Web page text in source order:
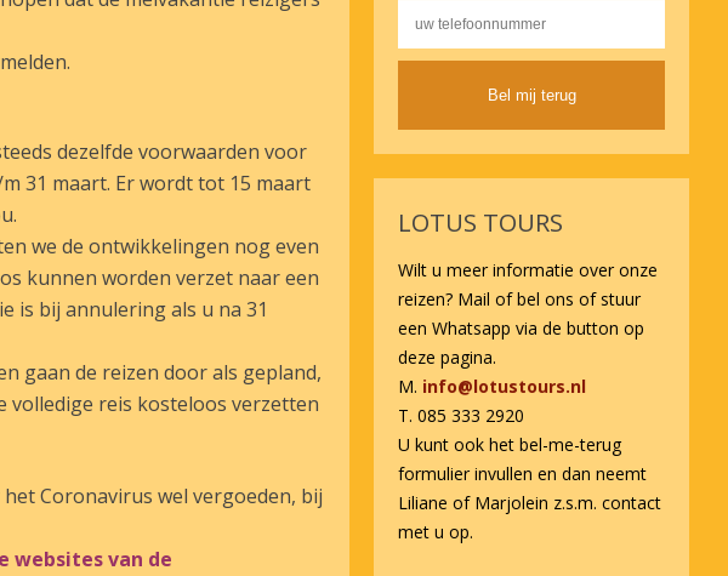
dezelfde voorwaarden voor
31 maart. Er wordt tot 15 maart
we de ontwikkelingen nog even
kunnen worden verzet naar een
is bij annulering als u na 31
gaan de reizen door als gepland,
volledige reis kosteloos verzetten
Coronavirus wel vergoeden, bij
websites van de
LOTUS TOURS
Wilt u meer informatie over onze
reizen? Mail of bel ons of stuur
een Whatsapp via de button op
deze pagina.
M. info@lotustours.nl
T. 085 333 2920
U kunt ook het bel-me-terug
formulier invullen en dan neemt
Liliane of Marjolein z.s.m. contact
met u op.